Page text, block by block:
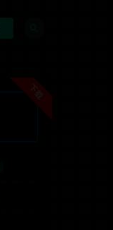
下载